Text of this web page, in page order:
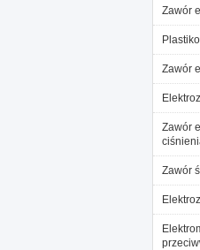
Zawór
Zawór
Zawór
Zawór